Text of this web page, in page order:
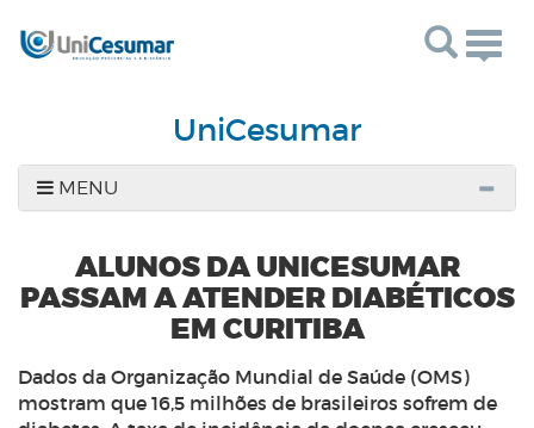
UniCesumar
MENU
ALUNOS DA UNICESUMAR
PASSAM A ATENDER DIABÉTICOS
EM CURITIBA
Dados da Organização Mundial de Saúde (OMS)
mostram que 16,5 milhões de brasileiros sofrem de